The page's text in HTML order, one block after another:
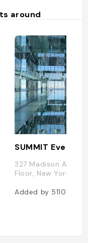
around
SUMMIT Events
327 Madison
Floor, New York
Added by 5110